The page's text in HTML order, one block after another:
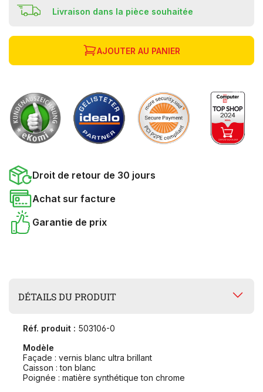
Livraison dans la pièce souhaitée
AJOUTER AU PANIER
Droit de retour de 30 jours
Achat sur facture
Garantie de prix
DÉTAILS DU PRODUIT
Réf. produit : 503106-0
Modèle
Façade : vernis blanc ultra brillant
Caisson : ton blanc
Poignée : matière synthétique ton chrome